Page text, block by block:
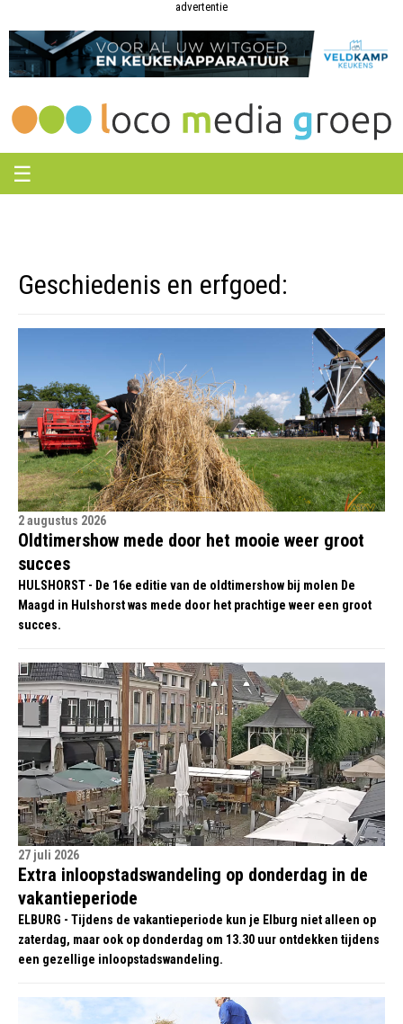
Groep
Groep
advertentie
☰
Geschiedenis en erfgoed:
2 augustus 2026
Oldtimershow mede door het mooie weer groot
succes
HULSHORST - De 16e editie van de oldtimershow bij molen De
Maagd in Hulshorst was mede door het prachtige weer een groot
succes.
27 juli 2026
Extra inloopstadswandeling op donderdag in de
vakantieperiode
ELBURG - Tijdens de vakantieperiode kun je Elburg niet alleen op
zaterdag, maar ook op donderdag om 13.30 uur ontdekken tijdens
een gezellige inloopstadswandeling.